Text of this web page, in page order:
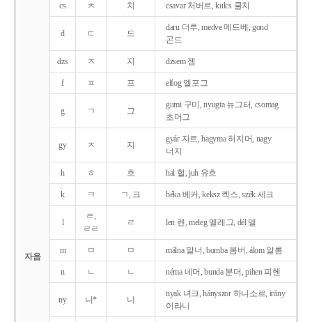
자음
cs ㅊ 치 csavar 처버르, kulcs 쿨치
d ㄷ 드
daru 더루, medve 메드베, gond
곤드
dzs ㅈ 지 dzsem 젬
f ㅍ 프 elfog 엘포그
g ㄱ 그
gumi 구미, nyugta 뉴그터, csomag
초머그
gy ㅈ 지
gyár 자르, hagyma 허지머, nagy
너지
h ㅎ 흐 hal 헐, juh 유흐
k ㅋ ㄱ, 크 béka 베커, keksz 켁스, szék 세크
l
ㄹ,
ㄹㄹ
ㄹ len 렌, meleg 멜레그, dél 델
m ㅁ ㅁ málna 말너, bomba 봄버, álom 알롬
n ㄴ ㄴ néma 네머, bunda 분더, pihen 피헨
ny 니* 니
nyak 녀크, hányszor 하니소르, irány
이라니